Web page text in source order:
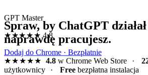
GPT Master
★★★★★ 4.8
Dodaj do Chrome · Bezpłatnie
Spraw, by ChatGPT
naprawdę pracujesz.
★★★★★ 4.8w Chrome Web Store ·
użytkownicy
· Free bezpłatna instalacja